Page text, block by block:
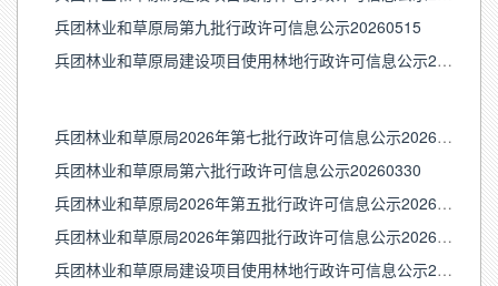
兵团林业和草原局第九批行政许可信息公示20260515
兵团林业和草原局建设项目使用林地行政许可信息公示20260415-0430
兵团林业和草原局2026年第七批行政许可信息公示20260401
兵团林业和草原局第六批行政许可信息公示20260330
兵团林业和草原局2026年第五批行政许可信息公示20260313
兵团林业和草原局2026年第四批行政许可信息公示20260305
兵团林业和草原局建设项目使用林地行政许可信息公示20260211